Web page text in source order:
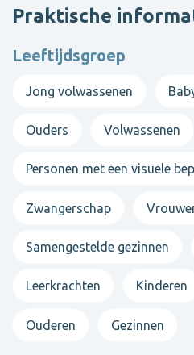
bekijken we welke vorm
praktijk, zodat je in de taal die
Toon alle
Praktische
Leeftijdsgroep
Jong volwassenen
Ouders Volwassenen
Personen met een visuele
Zwangerschap
Samengestelde gezinnen
Leerkrachten Kinderen
Ouderen Gezinnen